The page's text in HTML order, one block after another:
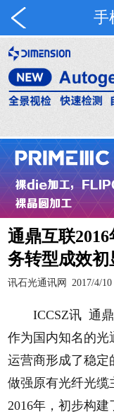
手
通鼎互联
务转型成效初
讯石光通讯网 2017/4/
ICCSZ讯 通鼎
作为国内知名的光
运营商形成了稳定
做强原有光纤光缆
2016年，初步构